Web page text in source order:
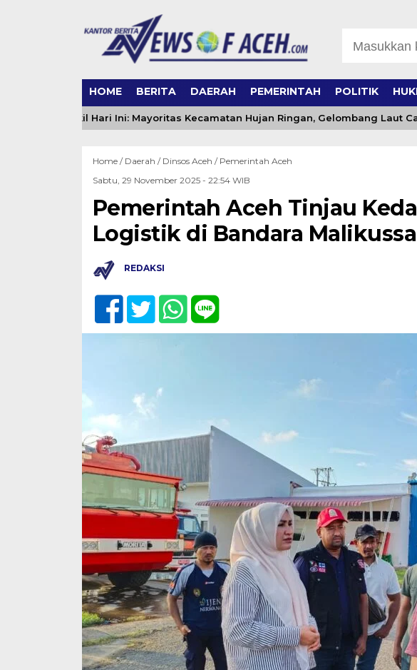
HOME BERITA DAERAH PEMERINTAH POLITIK
Aceh Singkil Hari Ini: Mayoritas Kecamatan Hujan Ringan, Gelombang Laut Capai
Home / Daerah / Dinsos Aceh / Pemerintah Aceh
Sabtu, 29 November 2025 - 22:54 WIB
Pemerintah Aceh Tinjau
Logistik di Bandara
REDAKSI